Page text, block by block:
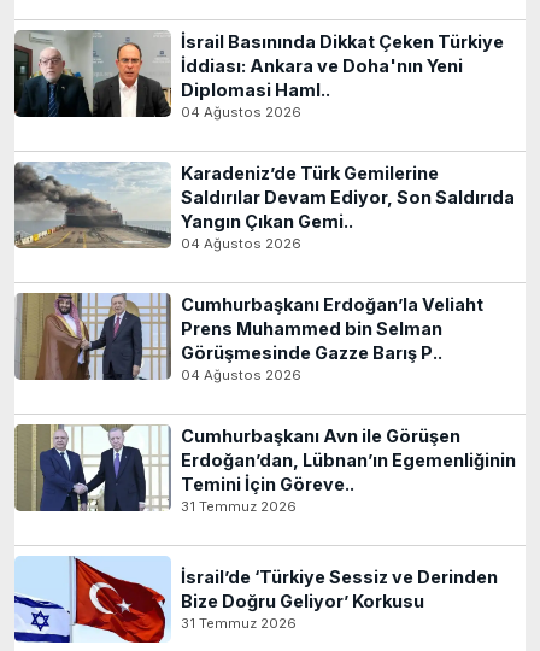
İsrail Basınında Dikkat Çeken Türkiye
İddiası: Ankara ve Doha'nın Yeni
Diplomasi Haml..
04 Ağustos 2026
Karadeniz’de Türk Gemilerine
Saldırılar Devam Ediyor, Son Saldırıda
Yangın Çıkan Gemi..
04 Ağustos 2026
Cumhurbaşkanı Erdoğan’la Veliaht
Prens Muhammed bin Selman
Görüşmesinde Gazze Barış P..
04 Ağustos 2026
Cumhurbaşkanı Avn ile Görüşen
Erdoğan’dan, Lübnan’ın Egemenliğinin
Temini İçin Göreve..
31 Temmuz 2026
İsrail’de ‘Türkiye Sessiz ve Derinden
Bize Doğru Geliyor’ Korkusu
31 Temmuz 2026